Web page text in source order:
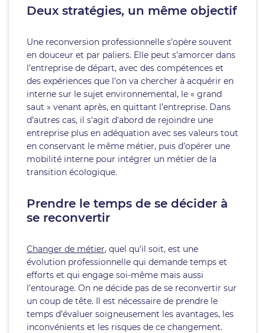
Deux stratégies, un même objectif
Une reconversion professionnelle s’opère souvent
en douceur et par paliers. Elle peut s’amorcer dans
l’entreprise de départ, avec des compétences et
des expériences que l’on va chercher à acquérir en
interne sur le sujet environnemental, le « grand
saut » venant après, en quittant l’entreprise. Dans
d’autres cas, il s'agit d'abord de rejoindre une
entreprise plus en adéquation avec ses valeurs tout
en conservant le même métier, puis d’opérer une
mobilité interne pour intégrer un métier de la
transition écologique.
Prendre le temps de se décider à
se reconvertir
Changer de métier, quel qu’il soit, est une
évolution professionnelle qui demande temps et
efforts et qui engage soi-même mais aussi
l’entourage. On ne décide pas de se reconvertir sur
un coup de tête. Il est nécessaire de prendre le
temps d’évaluer soigneusement les avantages, les
inconvénients et les risques de ce changement.